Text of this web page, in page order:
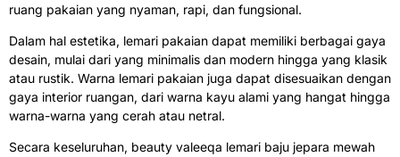
ruang pakaian yang nyaman, rapi, dan fungsional.
Dalam hal estetika, lemari pakaian dapat memiliki berbagai gaya
desain, mulai dari yang minimalis dan modern hingga yang klasik
atau rustik. Warna lemari pakaian juga dapat disesuaikan dengan
gaya interior ruangan, dari warna kayu alami yang hangat hingga
warna-warna yang cerah atau netral.
Secara keseluruhan, beauty valeeqa lemari baju jepara mewah